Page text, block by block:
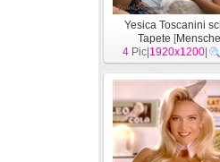
Yesica Toscanini
Tapete [
4 Pic| 1920x1200